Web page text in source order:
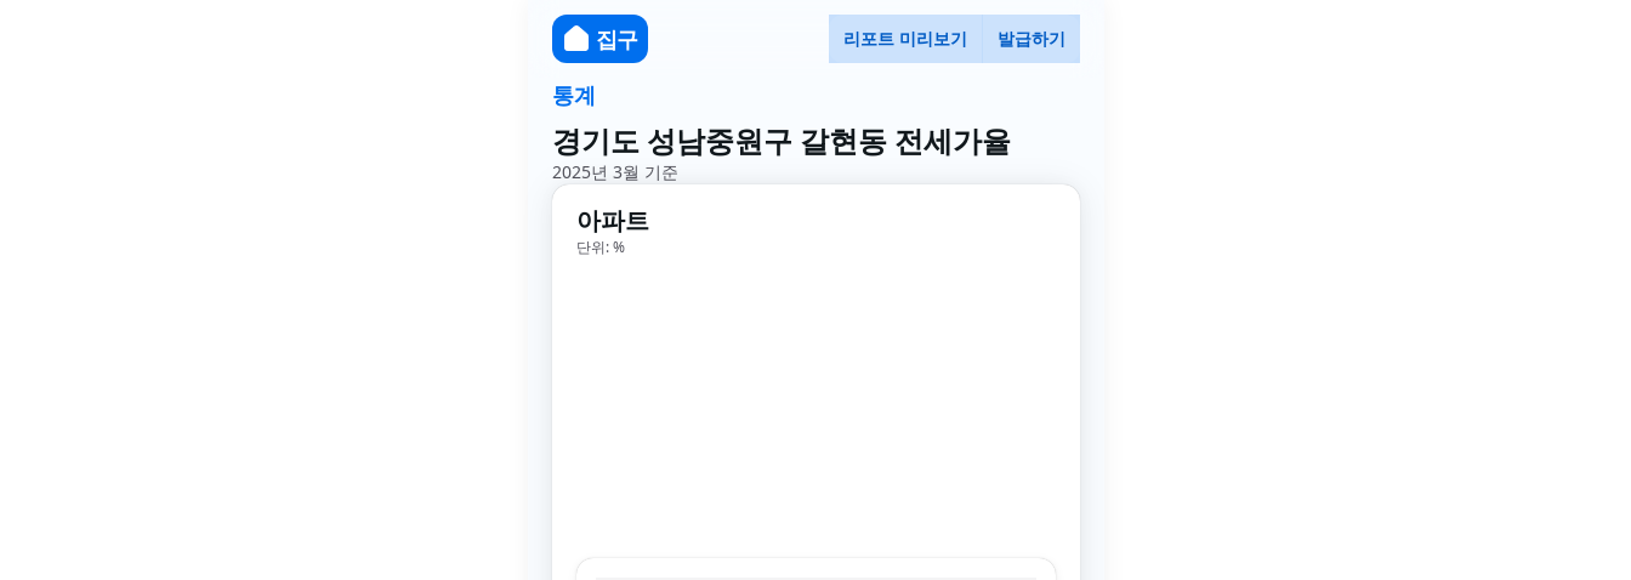
집구 리포트 미리보기 발급하기
통계
경기도 성남중원구 갈현동 전세가율
2025년 3월 기준
아파트
단위: %